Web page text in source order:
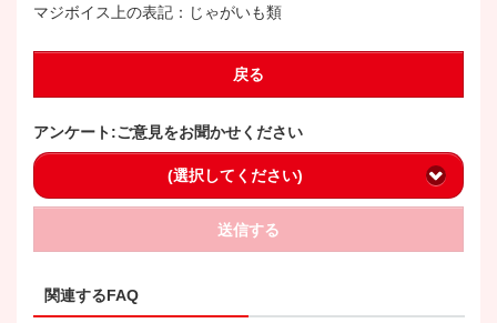
マジボイス上の表記：じゃがいも類
戻る
アンケート:ご意見をお聞かせください
(選択してください)
送信する
関連するFAQ